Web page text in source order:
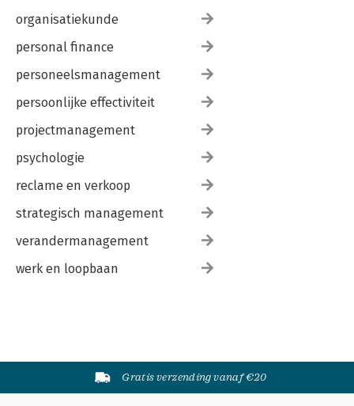
organisatiekunde
personal finance
personeelsmanagement
persoonlijke effectiviteit
projectmanagement
psychologie
reclame en verkoop
strategisch management
verandermanagement
werk en loopbaan
Gratis verzending vanaf €20